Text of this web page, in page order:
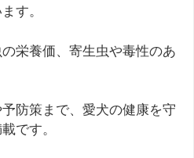
す。
栄養価、寄生虫や毒性のあ
防策まで、愛犬の健康を守
です。